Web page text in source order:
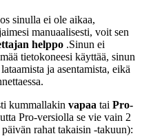
sinulla ei ole aikaa,
manuaalisesti, voit sen
helppo .Sinun ei
tietokoneesi käyttää, sinun
ja asentamista, eikä
kummallakin vapaa tai Pro-
Pro-versiolla se vie vain 2
rahat takaisin -takuun):